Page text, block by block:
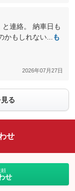
連絡。 納車日も
もしれない...
も
2026年07月27日
る
せ
頼
せ